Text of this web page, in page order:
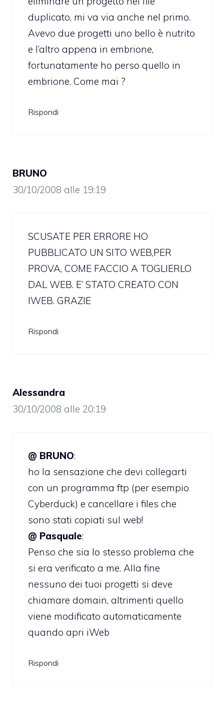
duplicato, mi va via anche nel primo.
Avevo due progetti uno bello è nutrito
e l’altro appena in embrione,
fortunatamente ho perso quello in
embrione. Come mai ?
Rispondi
BRUNO
30/10/2008 alle 19:19
SCUSATE PER ERRORE HO
PUBBLICATO UN SITO WEB,PER
PROVA, COME FACCIO A TOGLIERLO
DAL WEB. E’ STATO CREATO CON
IWEB. GRAZIE
Rispondi
Alessandra
30/10/2008 alle 20:19
@ BRUNO:
ho la sensazione che devi collegarti
con un programma ftp (per esempio
Cyberduck) e cancellare i files che
sono stati copiati sul web!
@ Pasquale:
Penso che sia lo stesso problema che
si era verificato a me. Alla fine
nessuno dei tuoi progetti si deve
chiamare domain, altrimenti quello
viene modificato automaticamente
quando apri iWeb
Rispondi